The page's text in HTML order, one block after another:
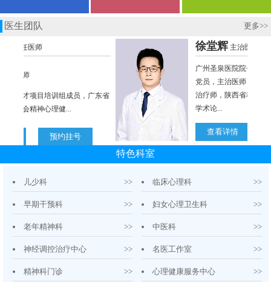
医生团队 更多>>
特色科室
儿少科 >> 临床心理科 >>
早期干预科 >> 妇女心理卫生科 >>
老年精神科 >> 中医科 >>
神经调控治疗中心 >> 名医工作室 >>
精神科门诊 >> 心理健康服务中心 >>